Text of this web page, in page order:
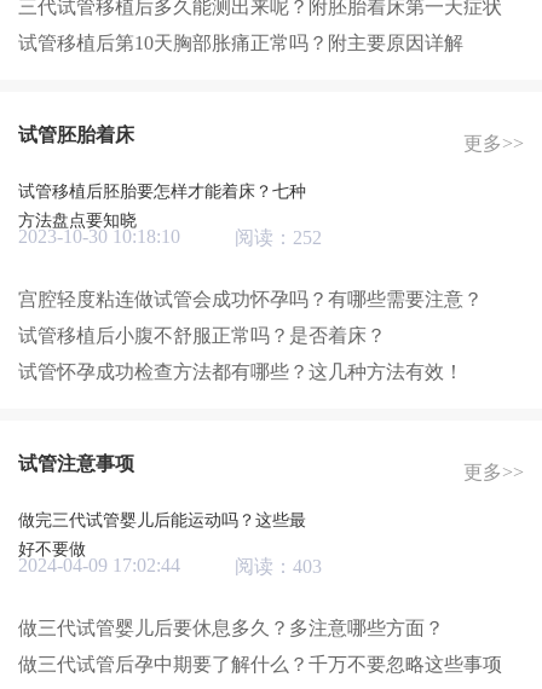
三代试管移植后多久能测出来呢？附胚胎着床第一天症状
试管移植后第10天胸部胀痛正常吗？附主要原因详解
试管胚胎着床 更多>>
试管移植后胚胎要怎样才能着床？七种
方法盘点要知晓
2023-10-30 10:18:10 阅读：252
宫腔轻度粘连做试管会成功怀孕吗？有哪些需要注意？
试管移植后小腹不舒服正常吗？是否着床？
试管怀孕成功检查方法都有哪些？这几种方法有效！
试管注意事项 更多>>
做完三代试管婴儿后能运动吗？这些最
好不要做
2024-04-09 17:02:44 阅读：403
做三代试管婴儿后要休息多久？多注意哪些方面？
做三代试管后孕中期要了解什么？千万不要忽略这些事项